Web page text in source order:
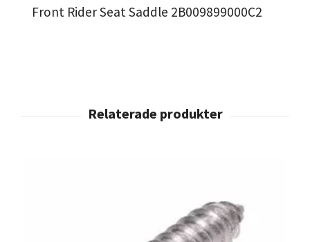
Front Rider Seat Saddle 2B009899000C2